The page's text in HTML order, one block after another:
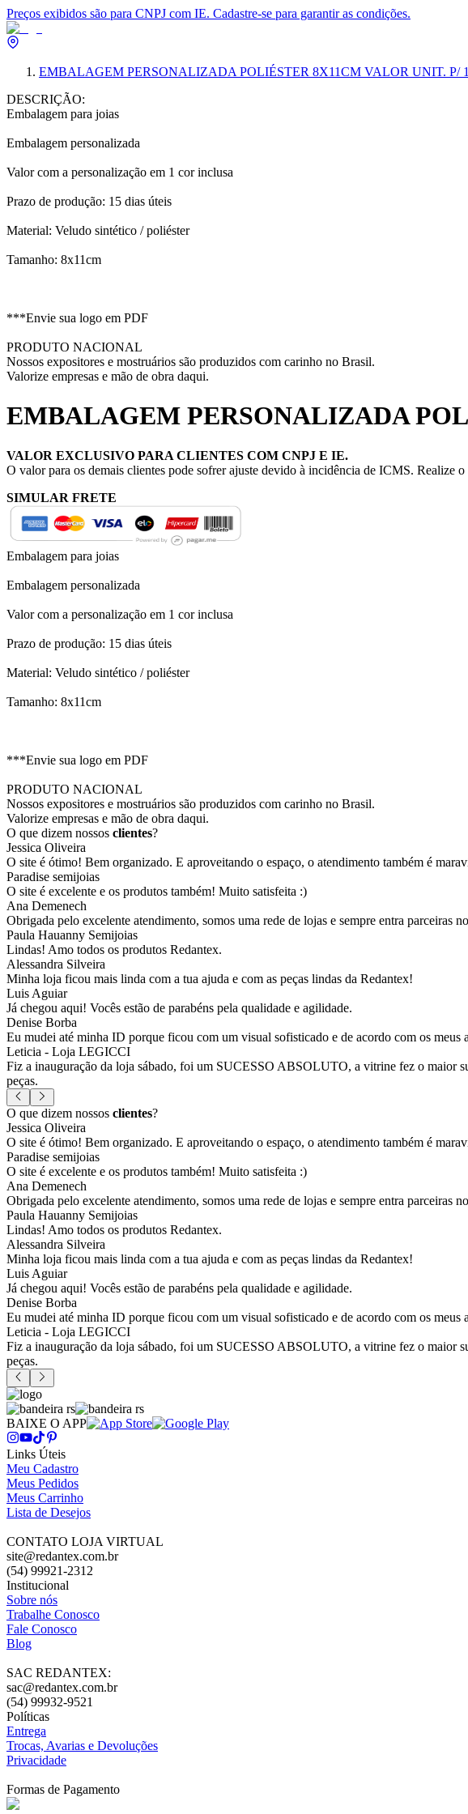
Preços exibidos são para CNPJ com IE. Cadastre-se para garantir as condições.
EMBALAGEM PERSONALIZADA POLIÉSTER 8X11CM VALOR UNIT. P/
DESCRIÇÃO:
Embalagem para joias
Embalagem personalizada
Valor com a personalização em 1 cor inclusa
Prazo de produção: 15 dias úteis
Material: Veludo sintético / poliéster
Tamanho: 8x11cm
***Envie sua logo em PDF
PRODUTO NACIONAL
Nossos expositores e mostruários são produzidos com carinho no Brasil.
Valorize empresas e mão de obra daqui.
EMBALAGEM PERSONALIZADA
VALOR EXCLUSIVO PARA CLIENTES COM CNPJ E IE.
O valor para os demais clientes pode sofrer ajuste devido à incidência de ICMS. Realize
SIMULAR FRETE
Embalagem para joias
Embalagem personalizada
Valor com a personalização em 1 cor inclusa
Prazo de produção: 15 dias úteis
Material: Veludo sintético / poliéster
Tamanho: 8x11cm
***Envie sua logo em PDF
PRODUTO NACIONAL
Nossos expositores e mostruários são produzidos com carinho no Brasil.
Valorize empresas e mão de obra daqui.
O que dizem nossos clientes?
Jessica Oliveira
O site é ótimo! Bem organizado. E aproveitando o espaço, o atendimento também é
Paradise semijoias
O site é excelente e os produtos também! Muito satisfeita :)
Ana Demenech
Obrigada pelo excelente atendimento, somos uma rede de lojas e sempre entra parceiras
Paula Hauanny Semijoias
Lindas! Amo todos os produtos Redantex.
Alessandra Silveira
Minha loja ficou mais linda com a tua ajuda e com as peças lindas da Redantex!
Luis Aguiar
Já chegou aqui! Vocês estão de parabéns pela qualidade e agilidade.
Denise Borba
Eu mudei até minha ID porque ficou com um visual sofisticado e de acordo com os meus
Leticia - Loja LEGICCI
Fiz a inauguração da loja sábado, foi um SUCESSO ABSOLUTO, a vitrine fez o maior
peças.
O que dizem nossos clientes?
Jessica Oliveira
O site é ótimo! Bem organizado. E aproveitando o espaço, o atendimento também é
Paradise semijoias
O site é excelente e os produtos também! Muito satisfeita :)
Ana Demenech
Obrigada pelo excelente atendimento, somos uma rede de lojas e sempre entra parceiras
Paula Hauanny Semijoias
Lindas! Amo todos os produtos Redantex.
Alessandra Silveira
Minha loja ficou mais linda com a tua ajuda e com as peças lindas da Redantex!
Luis Aguiar
Já chegou aqui! Vocês estão de parabéns pela qualidade e agilidade.
Denise Borba
Eu mudei até minha ID porque ficou com um visual sofisticado e de acordo com os meus
Leticia - Loja LEGICCI
Fiz a inauguração da loja sábado, foi um SUCESSO ABSOLUTO, a vitrine fez o maior
peças.
BAIXE O APP
Links Úteis
Meu Cadastro
Meus Pedidos
Meus Carrinho
Lista de Desejos
CONTATO LOJA VIRTUAL
site@redantex.com.br
(54) 99921-2312
Institucional
Sobre nós
Trabalhe Conosco
Fale Conosco
Blog
SAC REDANTEX:
sac@redantex.com.br
(54) 99932-9521
Políticas
Entrega
Trocas, Avarias e Devoluções
Privacidade
Formas de Pagamento